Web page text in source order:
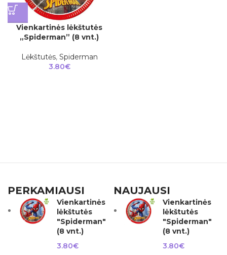
Vienkartinės lėkštutės
„Spiderman” (8 vnt.)
Lėkštutės, Spiderman
3.80€
PERKAMIAUSI
Vienkartinės
lėkštutės
"Spiderman"
(8 vnt.)
3.80€
NAUJAUSI
Vienkartinės
lėkštutės
"Spiderman"
(8 vnt.)
3.80€